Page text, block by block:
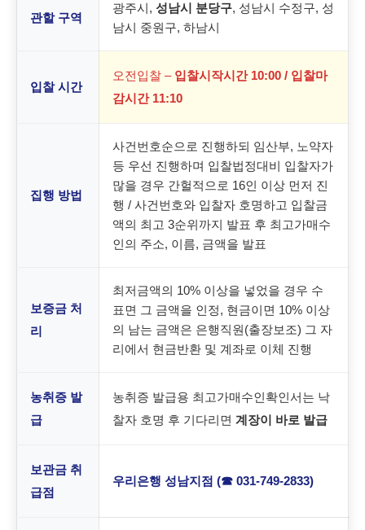
관할 구역
광주시, 성남시 분당구, 성남시 수정구, 성
남시 중원구, 하남시
입찰 시간
오전입찰 – 입찰시작시간 10:00 / 입찰마
감시간 11:10
집행 방법
사건번호순으로 진행하되 임산부, 노약자
등 우선 진행하며 입찰법정대비 입찰자가
많을 경우 간헐적으로 16인 이상 먼저 진
행 / 사건번호와 입찰자 호명하고 입찰금
액의 최고 3순위까지 발표 후 최고가매수
인의 주소, 이름, 금액을 발표
보증금 처
리
최저금액의 10% 이상을 넣었을 경우 수
표면 그 금액을 인정, 현금이면 10% 이상
의 남는 금액은 은행직원(출장보조) 그 자
리에서 현금반환 및 계좌로 이체 진행
농취증 발
급
농취증 발급용 최고가매수인확인서는 낙
찰자 호명 후 기다리면 계장이 바로 발급
보관금 취
급점
우리은행 성남지점 (☎ 031-749-2833)